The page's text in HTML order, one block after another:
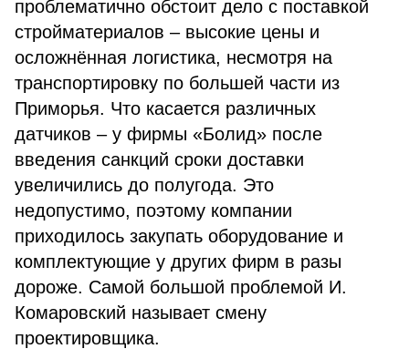
проблематично обстоит дело с поставкой
стройматериалов – высокие цены и
осложнённая логистика, несмотря на
транспортировку по большей части из
Приморья. Что касается различных
датчиков – у фирмы «Болид» после
введения санкций сроки доставки
увеличились до полугода. Это
недопустимо, поэтому компании
приходилось закупать оборудование и
комплектующие у других фирм в разы
дороже. Самой большой проблемой И.
Комаровский называет смену
проектировщика.